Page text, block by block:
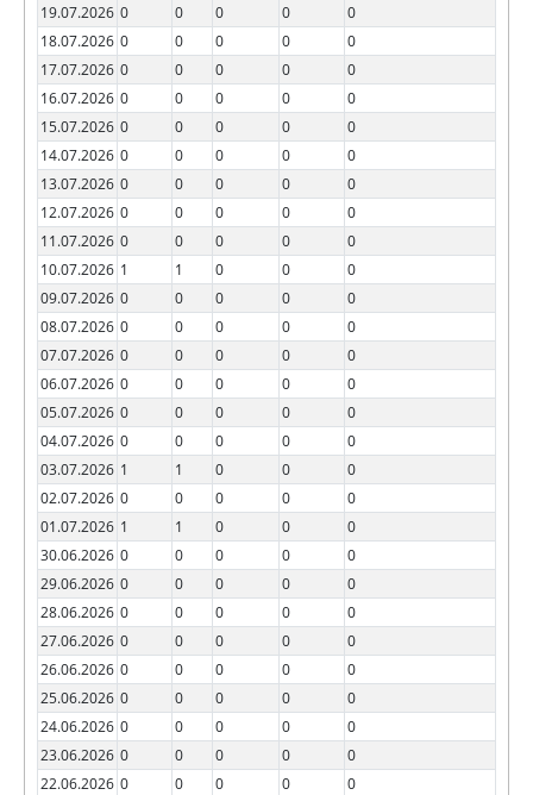
19.07.2026 0 0 0 0
0
18.07.2026 0 0 0 0
0
17.07.2026 0 0 0 0
0
16.07.2026 0 0 0 0
0
15.07.2026 0 0 0 0
0
14.07.2026 0 0 0 0
0
13.07.2026 0 0 0 0
0
12.07.2026 0 0 0 0
0
11.07.2026 0 0 0 0
0
10.07.2026 1 1 0 0
0
09.07.2026 0 0 0 0
0
08.07.2026 0 0 0 0
0
07.07.2026 0 0 0 0
0
06.07.2026 0 0 0 0
0
05.07.2026 0 0 0 0
0
04.07.2026 0 0 0 0
0
03.07.2026 1 1 0 0
0
02.07.2026 0 0 0 0
0
01.07.2026 1 1 0 0
0
30.06.2026 0 0 0 0
0
29.06.2026 0 0 0 0
0
28.06.2026 0 0 0 0
0
27.06.2026 0 0 0 0
0
26.06.2026 0 0 0 0
0
25.06.2026 0 0 0 0
0
24.06.2026 0 0 0 0
0
23.06.2026 0 0 0 0
0
22.06.2026 0 0 0 0
0